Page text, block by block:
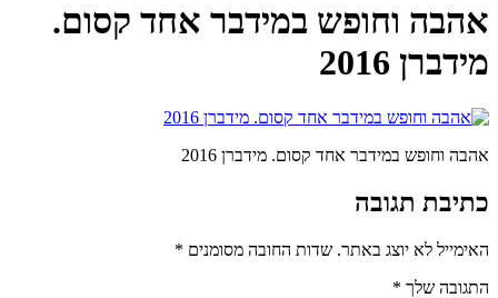
אהבה וחופש במידבר אחד קסום.
מידברן 2016
אהבה וחופש במידבר אחד קסום. מידברן 2016
כתיבת תגובה
האימייל לא יוצג באתר. שדות החובה מסומנים *
התגובה שלך *